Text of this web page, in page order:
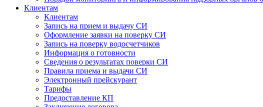
Клиентам
Клиентам
Запись на прием и выдачу СИ
Оформление заявки на поверку СИ
Запись на поверку водосчетчиков
Информация о готовности
Сведения о результатах поверки СИ
Правила приема и выдачи СИ
Электронный прейскурант
Тарифы
Предоставление КП